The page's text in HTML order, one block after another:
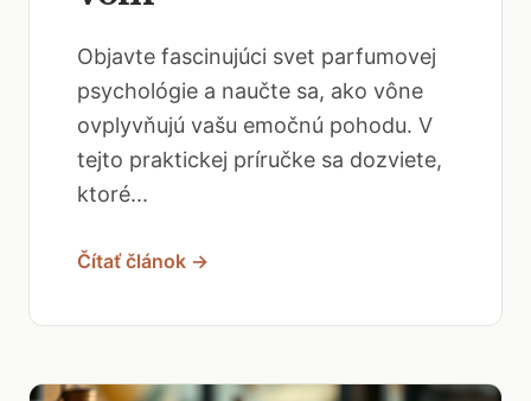
Objavte fascinujúci svet parfumovej
psychológie a naučte sa, ako vône
ovplyvňujú vašu emočnú pohodu. V
tejto praktickej príručke sa dozviete,
ktoré...
Čítať článok →